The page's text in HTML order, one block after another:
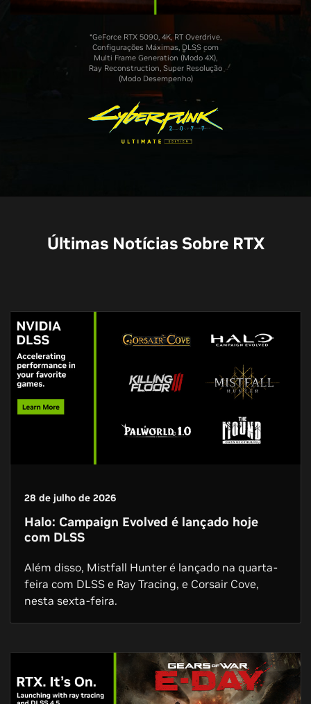
*GeForce RTX 5090, 4K, RT Overdrive,
Configurações Máximas, DLSS com
Multi Frame Generation (Modo 4X),
Ray Reconstruction, Super Resolução
(Modo Desempenho)
Últimas Notícias Sobre RTX
28 de julho de 2026
Halo: Campaign Evolved é lançado hoje
com DLSS
Além disso, Mistfall Hunter é lançado na quarta-
feira com DLSS e Ray Tracing, e Corsair Cove,
nesta sexta-feira.